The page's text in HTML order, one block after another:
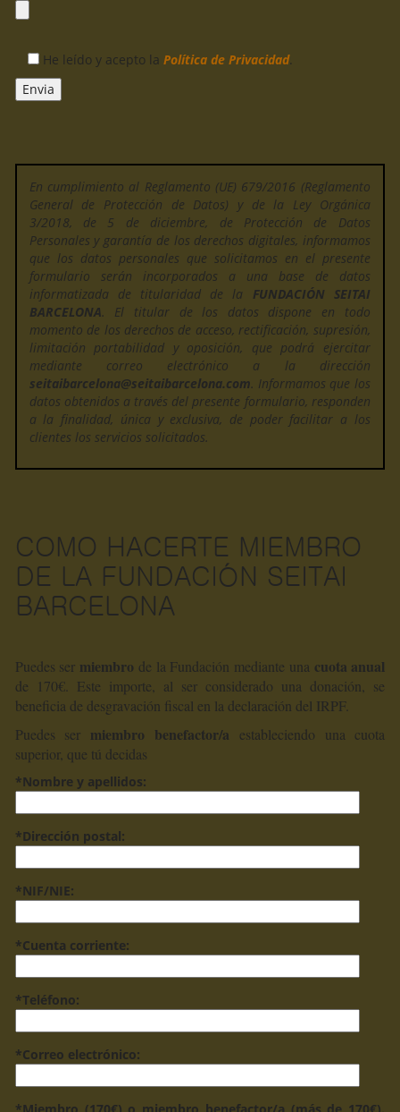
He leído y acepto la Política de Privacidad.
En cumplimiento al Reglamento (UE) 679/2016 (Reglamento
General de Protección de Datos) y de la Ley Orgánica
3/2018, de 5 de diciembre, de Protección de Datos
Personales y garantía de los derechos digitales, informamos
que los datos personales que solicitamos en el presente
formulario serán incorporados a una base de datos
informatizada de titularidad de la FUNDACIÓN SEITAI
BARCELONA. El titular de los datos dispone en todo
momento de los derechos de acceso, rectificación, supresión,
limitación portabilidad y oposición, que podrá ejercitar
mediante correo electrónico a la dirección
seitaibarcelona@seitaibarcelona.com. Informamos que los
datos obtenidos a través del presente formulario, responden
a la finalidad, única y exclusiva, de poder facilitar a los
clientes los servicios solicitados.
COMO HACERTE MIEMBRO
DE LA FUNDACIÓN SEITAI
BARCELONA
Puedes ser miembro de la Fundación mediante una cuota anual
de 170€. Este importe, al ser considerado una donación, se
beneficia de desgravación fiscal en la declaración del IRPF.
Puedes ser miembro benefactor/a estableciendo una cuota
superior, que tú decidas
*Nombre y apellidos:
*Dirección postal:
*NIF/NIE:
*Cuenta corriente:
*Teléfono:
*Correo electrónico: